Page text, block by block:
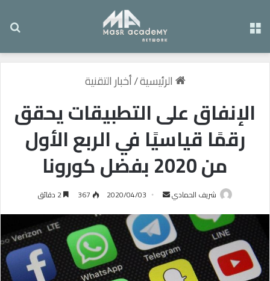
الرئيسية/أخبار التقنية
الإنفاق على التطبيقات يحقق
رقمًا قياسيًا في الربع الأول
من 2020 بفضل كورونا
شريف الحمادي
س
ل
ب
ر
2020/04/03
367